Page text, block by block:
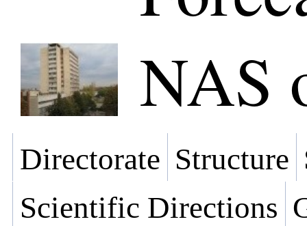
NAS
Directorate Structure
Scientific Directions